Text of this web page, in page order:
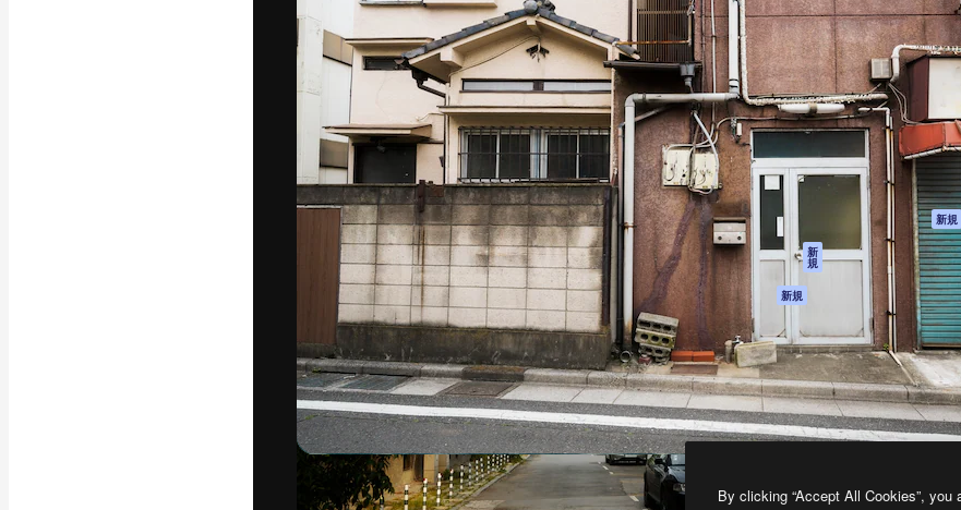
3D モデル
フォント
最高のクリエイティブ制作を導くためのプラ
ットフォーム。クリエイター、企業、代理
店、スタジオを含む100万人以上が利用して
います。
日本語
製品
Spaces
AI アシスタント
AI 画像生成ツール
AI 動画生成ツール
AI 音声合成ツール
ストックコンテン
ツ
Claude/ChatGPT
向けMCP
新
規
エージェント 新規
API
モバイルアプリ
すべてのMagnificツ
ール
はじめに
Academy
ドキュメント
サポート
利用規約
プライバシー
シー
オリジナル 新規
クッキーポリ
トラストセン
アフィリエイト
法人向け
Copyright © 2010-2026Freepik Company S.L.U.無断複写・転載を禁じます
By clicking “Accept All Cookies”,